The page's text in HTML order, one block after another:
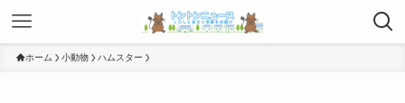
ホーム 小動物 ハムスター